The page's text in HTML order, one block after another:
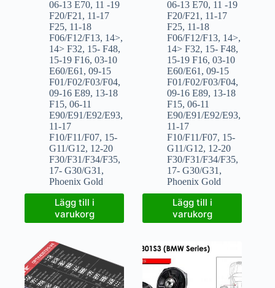
06-13 E70, 11 -19
F20/F21 , 11-17
F25, 11-18
F06/F12/F13, 14>,
14> F32, 15- F48,
15-19 F16, 03-10
E60/E61 , 09-15
F01/F02/F03/F04,
09-16 E89, 13-18
F15, 06-11
E90/E91/E92/E93,
11-17
F10/F11/F07, 15-
G11/G12, 12-20
F30/F31/F34/F35,
17- G30/G31 ,
Phoenix Gold
Lägg till i
varukorg
06-13 E70, 11 -19
F20/F21 , 11-17
F25, 11-18
F06/F12/F13, 14>,
14> F32, 15- F48,
15-19 F16,03-10
E60/E61 ,09-15
F01/F02/F03/F04,
09-16 E89, 13-18
F15,06-11
E90/E91/E92/E93,
11-17
F10/F11/F07, 15-
G11/G12, 12-20
F30/F31/F34/F35,
17- G30/G31 ,
Phoenix Gold
Lägg till i
varukorg